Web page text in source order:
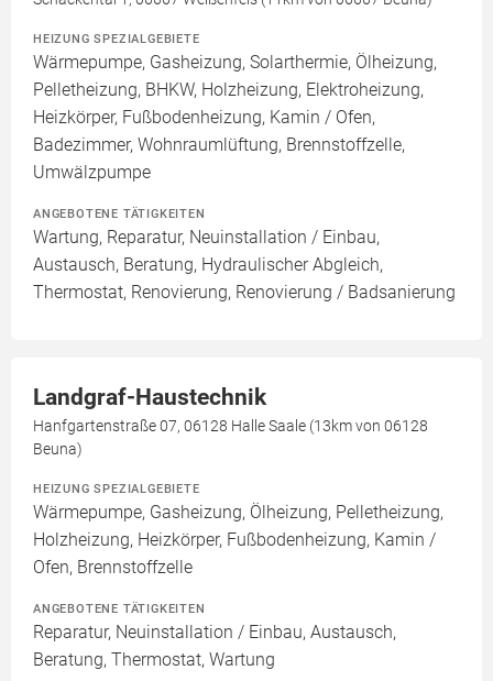
HEIZUNG SPEZIALGEBIETE
Wärmepumpe, Gasheizung, Solarthermie, Ölheizung,
Pelletheizung, BHKW, Holzheizung, Elektroheizung,
Heizkörper, Fußbodenheizung, Kamin / Ofen,
Badezimmer, Wohnraumlüftung, Brennstoffzelle,
Umwälzpumpe
ANGEBOTENE TÄTIGKEITEN
Wartung, Reparatur, Neuinstallation / Einbau,
Austausch, Beratung, Hydraulischer Abgleich,
Thermostat, Renovierung, Renovierung / Badsanierung
Landgraf-Haustechnik
Hanfgartenstraße 07, 06128 Halle Saale (13km von 06128
Beuna)
HEIZUNG SPEZIALGEBIETE
Wärmepumpe, Gasheizung, Ölheizung, Pelletheizung,
Holzheizung, Heizkörper, Fußbodenheizung, Kamin /
Ofen, Brennstoffzelle
ANGEBOTENE TÄTIGKEITEN
Reparatur, Neuinstallation / Einbau, Austausch,
Beratung, Thermostat, Wartung